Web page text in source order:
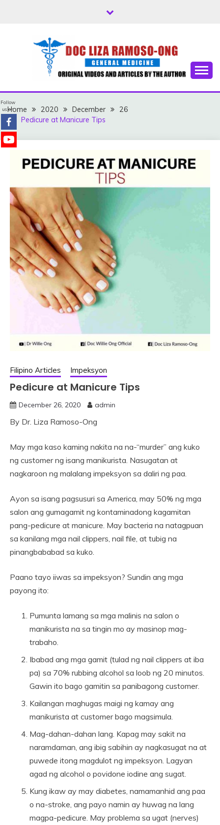
DOC LIZA RAMOSO-
ONG
Home 2020 December
26
Pedicure at Manicure Tips
Filipino Articles Impeksyon
Pedicure at Manicure Tips
December 26, 2020 admin
By Dr. Liza Ramoso-Ong
May mga kaso kaming nakita na na-“murder” ang kuko
ng customer ng isang manikurista. Nasugatan at
nagkaroon ng malalang impeksyon sa daliri ng paa.
Ayon sa isang pagsusuri sa America, may 50% ng mga
salon ang gumagamit ng kontaminadong kagamitan
pang-pedicure at manicure. May bacteria na natagpuan
sa kanilang mga nail clippers, nail file, at tubig na
pinangbababad sa kuko.
Paano tayo iiwas sa impeksyon? Sundin ang mga
payong ito:
Pumunta lamang sa mga malinis na salon o
manikurista na sa tingin mo ay masinop mag-
trabaho.
Ibabad ang mga gamit (tulad ng nail clippers at iba
pa) sa 70% rubbing alcohol sa loob ng 20 minutos.
Gawin ito bago gamitin sa panibagong customer.
Kailangan maghugas maigi ng kamay ang
manikurista at customer bago magsimula.
Mag-dahan-dahan lang. Kapag may sakit na
naramdaman, ang ibig sabihin ay nagkasugat na at
puwede itong magdulot ng impeksyon. Lagyan
agad ng alcohol o povidone iodine ang sugat.
Kung ikaw ay may diabetes, namamanhid ang paa
o na-stroke, ang payo namin ay huwag na lang
magpa-pedicure. May problema sa ugat (nerves)
Follow
us on